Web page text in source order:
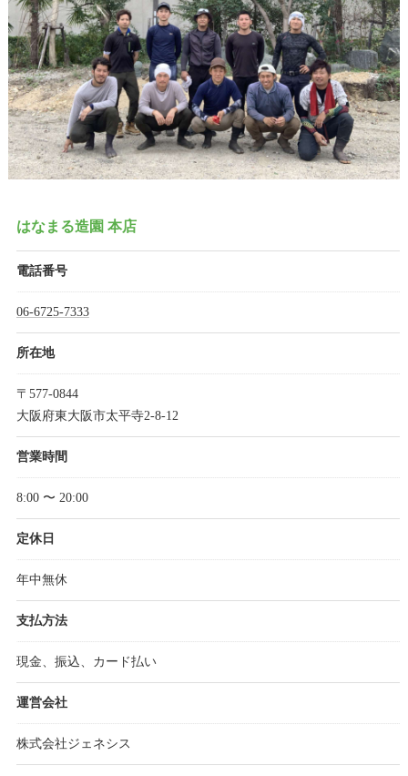
はなまる造園 本店
電話番号
06-6725-7333
所在地
〒577-0844
大阪府東大阪市太平寺2-8-12
営業時間
8:00 〜 20:00
定休日
年中無休
支払方法
現金、振込、カード払い
運営会社
株式会社ジェネシス